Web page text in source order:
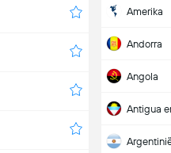
Amerika
Andorra
Angola
Antigua